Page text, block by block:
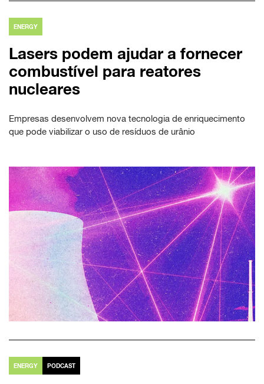
ENERGY
Lasers podem ajudar a fornecer
combustível para reatores
nucleares
Empresas desenvolvem nova tecnologia de enriquecimento
que pode viabilizar o uso de resíduos de urânio
ENERGY PODCAST